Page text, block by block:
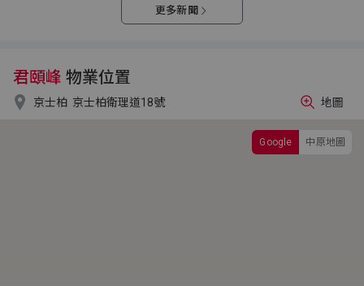
更多新聞
君頤峰 物業位置
 京士柏 京士柏衛理道18號
Google 中原地圖
地圖